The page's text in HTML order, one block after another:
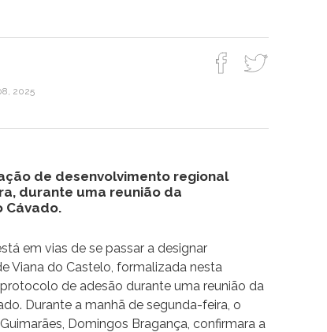
2025
de desenvolvimento regional
durante uma reunião da
Cávado.
em vias de se passar a designar
Viana do Castelo, formalizada nesta
de adesão durante uma reunião da
Durante a manhã de segunda-feira, o
Domingos Bragança, confirmara a